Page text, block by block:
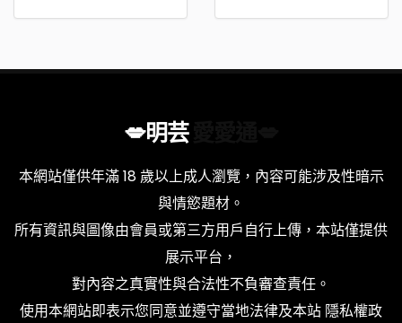
💋明芸
本網站僅供年滿 18 歲以上成人瀏覽，內容可能涉及性暗示
與情慾題材。
所有資訊與圖像由會員或第三方用戶自行上傳，本站僅提供
展示平台，
對內容之真實性與合法性不負審查責任。
使用本網站即表示您同意並遵守當地法律及本站 隱私權政